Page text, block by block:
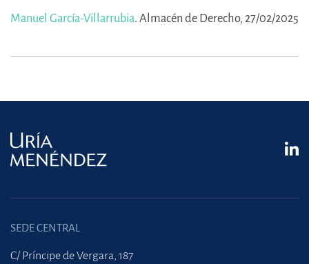
Manuel García-Villarrubia. Almacén de Derecho, 27/02/2025
SEDE CENTRAL
C/ Príncipe de Vergara, 187